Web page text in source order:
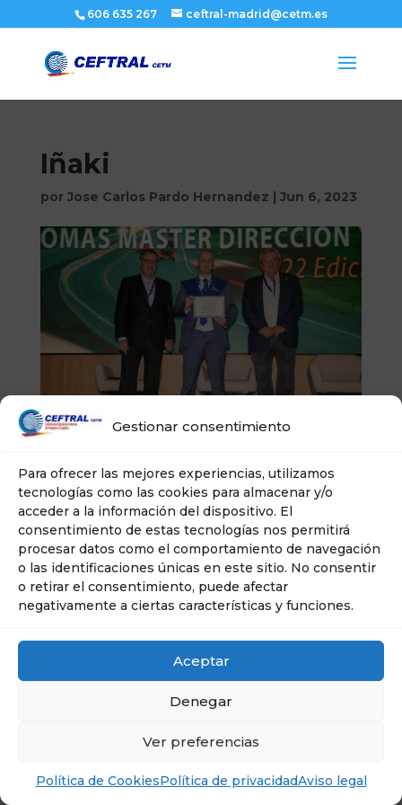
Gestionar consentimiento
Para ofrecer las mejores experiencias, utilizamos
tecnologías como las cookies para almacenar y/o
acceder a la información del dispositivo. El
consentimiento de estas tecnologías nos permitirá
procesar datos como el comportamiento de navegación
o las identificaciones únicas en este sitio. No consentir
o retirar el consentimiento, puede afectar
negativamente a ciertas características y funciones.
Aceptar
Denegar
Ver preferencias
Política de CookiesPolítica de privacidadAviso legal
606 635 267 ceftral-madrid@cetm.es
Iñaki
por Jose Carlos Pardo Hernandez | Jun 6, 2023
© Ceftral- Cetm | Tel: 606 635 267 | Plaza